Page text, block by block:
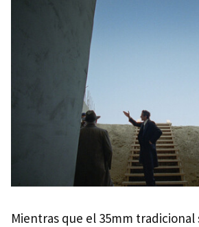
Mientras que el 35mm tradicional